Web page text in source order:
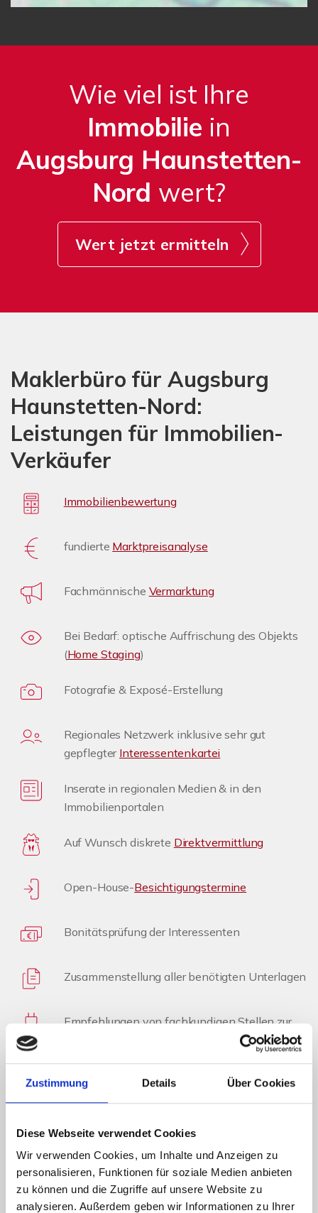
Zustimmung Details Über Cookies
Diese Webseite verwendet Cookies
Wir verwenden Cookies, um Inhalte und Anzeigen zu
personalisieren, Funktionen für soziale Medien anbieten
zu können und die Zugriffe auf unsere Website zu
analysieren. Außerdem geben wir Informationen zu Ihrer
Wie viel ist Ihre
Immobilie in
Augsburg Haunstetten-
Nord wert?
Wert jetzt ermitteln
Maklerbüro für Augsburg
Haunstetten-Nord:
Leistungen für Immobilien-
Verkäufer
Immobilienbewertung
fundierte Marktpreisanalyse
Fachmännische Vermarktung
Bei Bedarf: optische Auffrischung des Objekts
(Home Staging)
Fotografie & Exposé-Erstellung
Regionales Netzwerk inklusive sehr gut
gepflegter Interessentenkartei
Inserate in regionalen Medien & in den
Immobilienportalen
Auf Wunsch diskrete Direktvermittlung
Open-House-Besichtigungstermine
Bonitätsprüfung der Interessenten
Zusammenstellung aller benötigten Unterlagen
Empfehlungen von fachkundigen Stellen zur
Vorbereitung zur Erstellung des
Kaufvertragsentwurfs
Prüfung der Finanzierung des Käufers
Vorbereitung und Koordinierung des
Notartermins